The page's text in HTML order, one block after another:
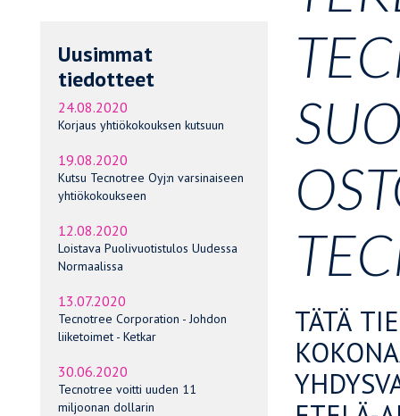
Uusimmat
tiedotteet
24.08.2020
Korjaus yhtiökokouksen kutsuun
19.08.2020
Kutsu Tecnotree Oyj:n varsinaiseen
yhtiökokoukseen
12.08.2020
Loistava Puolivuotistulos Uudessa
Normaalissa
13.07.2020
Tecnotree Corporation - Johdon
liiketoimet - Ketkar
30.06.2020
Tecnotree voitti uuden 11
miljoonan dollarin
TÄTÄ